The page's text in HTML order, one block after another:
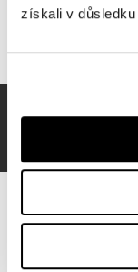
získali v
Gorilla Sports